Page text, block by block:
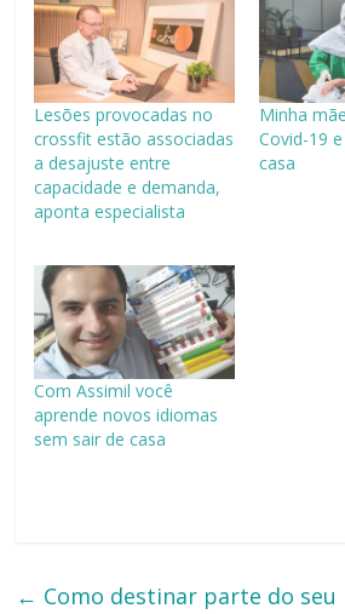
Lesões provocadas no
crossfit estão associadas
a desajuste entre
capacidade e demanda,
aponta especialista
Minha
Covid-19
casa
Com Assimil você
aprende novos idiomas
sem sair de casa
← Como destinar parte do